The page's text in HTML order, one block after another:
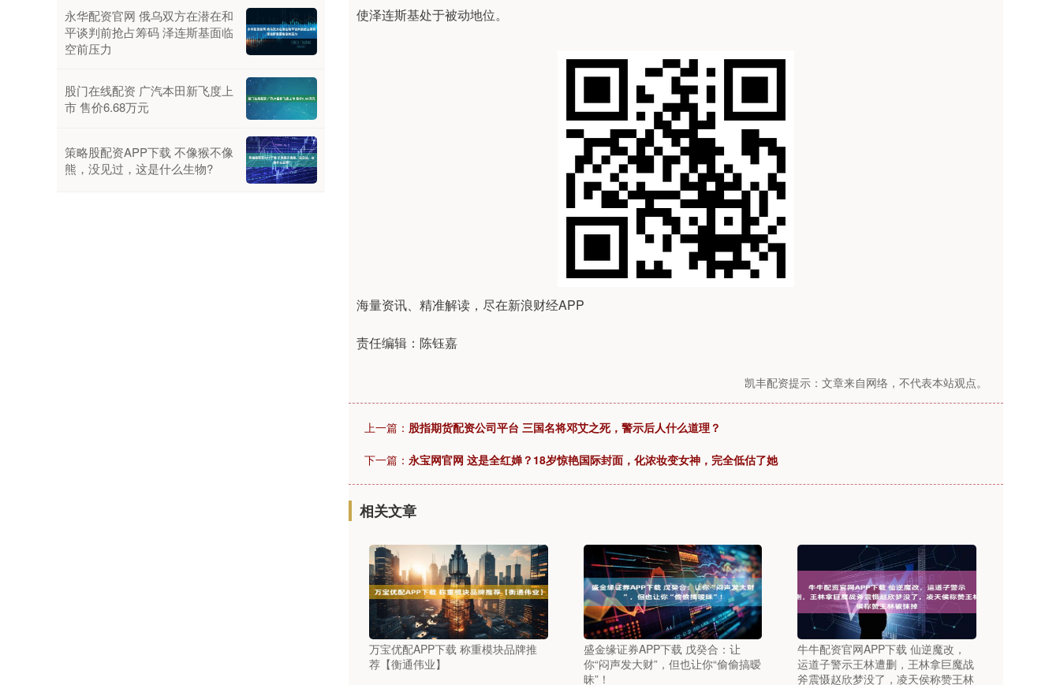
使泽连斯基处于被动地位。
海量资讯、精准解读，尽在新浪财经APP
责任编辑：陈钰嘉
凯丰配资提示：文章来自网络，不代表本站观点。
上一篇： 股指期货配资公司平台 三国名将邓艾之死，警示后人什么道理？
下一篇： 永宝网官网 这是全红婵？18岁惊艳国际封面，化浓妆变女神，完全低估了她
相关文章
万宝优配APP下载 称重模块品牌推
荐【衡通伟业】
盛金缘证券APP下载 戊癸合：让
你“闷声发大财”，但也让你“偷偷搞暧
昧”！
牛牛配资官网APP下载 仙逆魔改，
运道子警示王林遭删，王林拿巨魔战
斧震慑赵欣梦没了，凌天侯称赞王林
永华配资官网 俄乌双方在潜在和
平谈判前抢占筹码 泽连斯基面临
空前压力
股门在线配资 广汽本田新飞度上
市 售价6.68万元
策略股配资APP下载 不像猴不像
熊，没见过，这是什么生物?